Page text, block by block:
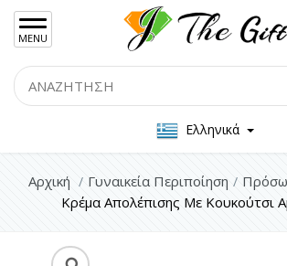
MENU
Ελληνικά
Αρχική Γυναικεία Περιποίηση
Κρέμα Απολέπισης Με Κουκούτσι
×
Γυναικείες Τσάντες
Ανδρικές Τσάντες
Γυναικεία Κοσμήματα Ασήμι 925
Γυναικεία Κοσμήματα Ατσάλι
Σετ Δώρου